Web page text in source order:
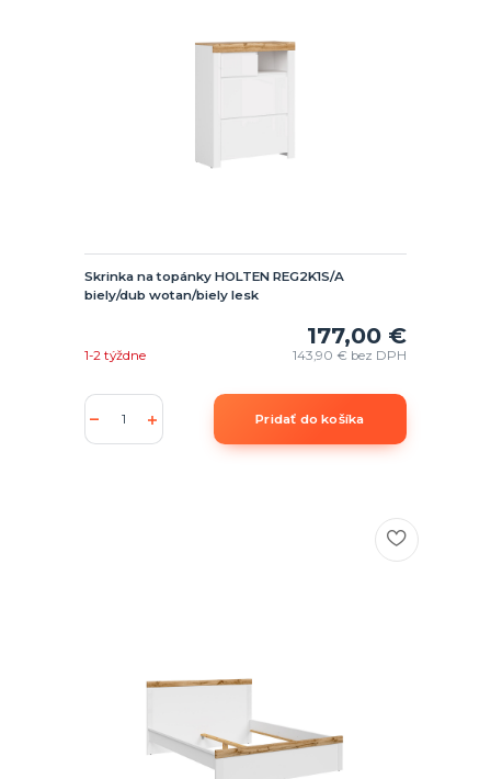
Skrinka na topánky HOLTEN REG2K1S/A
biely/dub wotan/biely lesk
177,00 €
143,90 € bez DPH
1-2 týždne
Pridať do košíka